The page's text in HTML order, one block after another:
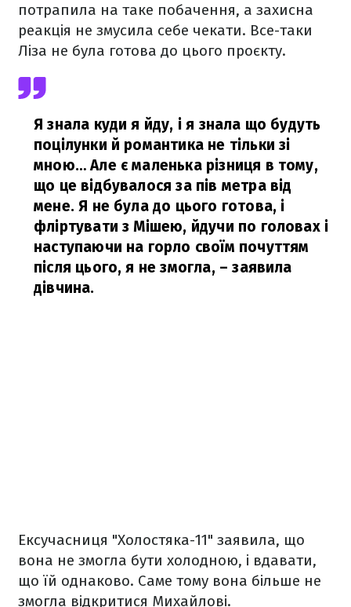
потрапила на таке побачення, а захисна
реакція не змусила себе чекати. Все-таки
Ліза не була готова до цього проєкту.
Я знала куди я йду, і я знала що будуть
поцілунки й романтика не тільки зі
мною… Але є маленька різниця в тому,
що це відбувалося за пів метра від
мене. Я не була до цього готова, і
фліртувати з Мішею, йдучи по головах і
наступаючи на горло своїм почуттям
після цього, я не змогла, – заявила
дівчина.
Ексучасниця "Холостяка-11" заявила, що
вона не змогла бути холодною, і вдавати,
що їй однаково. Саме тому вона більше не
змогла відкритися Михайлові.